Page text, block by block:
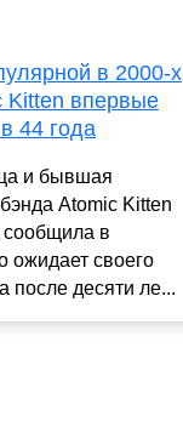
в 2000-х
Kitten впервые
44 года
и бывшая
Atomic Kitten
в
ожидает своего
после десяти ле...